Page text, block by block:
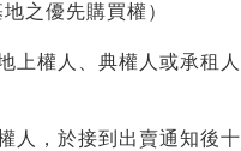
地之優先購買權）
上權人、典權人或承租
人，於接到出賣通知後